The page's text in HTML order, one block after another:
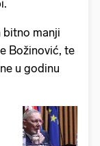
bitno manji
Božinović, te
u godinu